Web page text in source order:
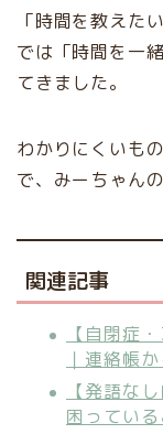
「時間を教えた
では「時間を一
てきました。
わかりにくいも
で、みーちゃん
関連記事
【自閉症
｜連絡帳
【発語な
困ってい